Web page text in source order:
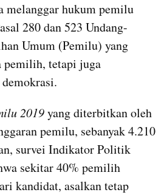
hukum pemilu
280 dan 523 Undang-
Umum (Pemilu) yang
pemilih, tetapi juga
2019 yang diterbitkan oleh
pemilu, sebanyak 4.210
survei Indikator Politik
sekitar 40% pemilih
kandidat, asalkan tetap